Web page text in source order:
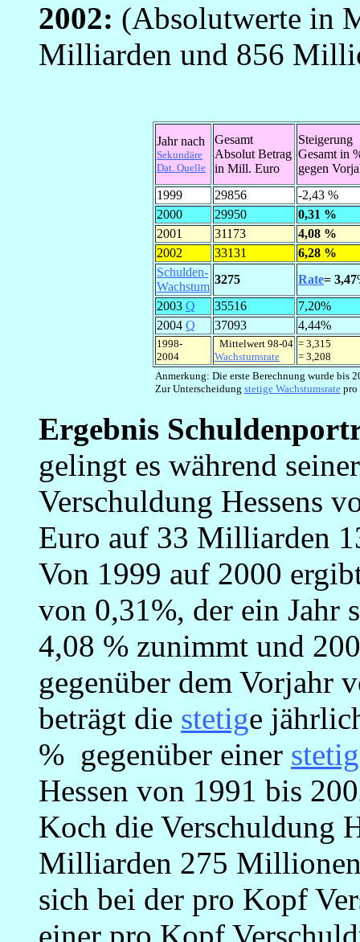
2002: (Absolutwerte in
Milliarden und 856
Jahr nach
Sekundäre
Dat. Quelle
Gesamt
Absolut Betrag
in Mill. Euro
Steigerung
Gesamt in
gegen
1999
29856
-2,43 %
2000
29950
0,31 %
2001
31173
4,08 %
2002
33131
6,28 %
Schulden-
Wachstum
3275 Rate= 3,47
2003 Q 35516
7,20%
2004 Q 37093 4,44%
1998-
2004
Mittelwert 98-04
Wachstumsrate
= 3,315
= 3,208
Anmerkung: Die erste Berechnung wurde bis
Zur Unterscheidung stetige Wachstumsrate pro
Ergebnis
gelingt es während
Verschuldung Hessens
Euro auf 33 Milliarden
Von 1999 auf 2000
von 0,31%, der ein Jahr
4,08 % zunimmt und
gegenüber dem Vorjahr
beträgt die stetige
% gegenüber einer stetig
Hessen von 1991 bis
Koch die Verschuldung
Milliarden 275
sich bei der pro Kopf